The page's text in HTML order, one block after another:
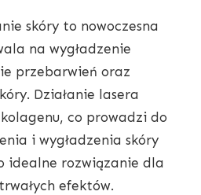
skóry to nowoczesna
na wygładzenie
przebarwień oraz
Działanie lasera
co prowadzi do
i wygładzenia skóry
idealne rozwiązanie dla
efektów.